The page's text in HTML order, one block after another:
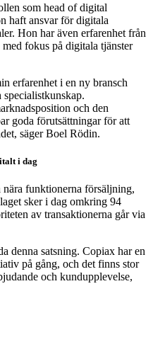
som head of digital
haft ansvar för digitala
Hon har även erfarenhet från
med fokus på digitala tjänster
erfarenhet i en ny bransch
och den
goda förutsättningar för att
säger Boel Rödin.
i dag
funktionerna försäljning,
sker i dag omkring 94
av transaktionerna går via
denna satsning. Copiax har en
på gång, och det finns stor
och kundupplevelse,